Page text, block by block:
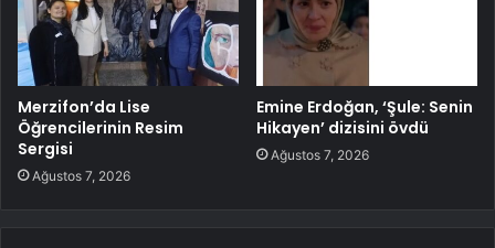
Merzifon’da Lise
Öğrencilerinin Resim
Sergisi
Ağustos 7, 2026
Emine Erdoğan, ‘Şule: Senin
Hikayen’ dizisini övdü
Ağustos 7, 2026